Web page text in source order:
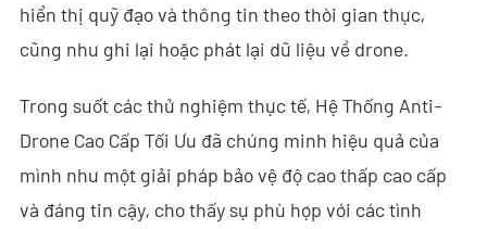
- - ND-IR001 Chó Robot Thông Minh
- - ND-IR003 Robot Xử Lý Vật Liệu Nổ
- - ND-UR002 Phương Tiện Điều Khiển Từ Xa
hiển thị quỹ đạo và thông tin theo thời gian thực,
cũng như ghi lại hoặc phát lại dữ liệu về drone.
Trong suốt các thử nghiệm thực tế, Hệ Thống Anti-
Drone Cao Cấp Tối Ưu đã chứng minh hiệu quả của
mình như một giải pháp bảo vệ độ cao thấp cao cấp
và đáng tin cậy, cho thấy sự phù hợp với các tình